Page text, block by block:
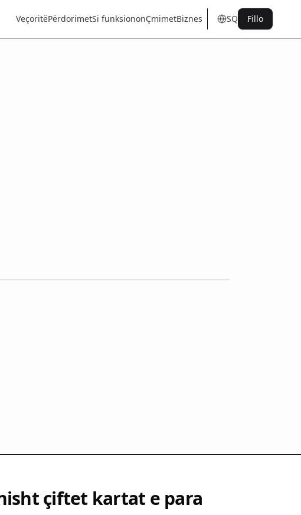
VeçoritëPërdorimetSi funksiononÇmimetBiznes SQ
entrde esitfr pt
Fillo
çiftet kartat e para